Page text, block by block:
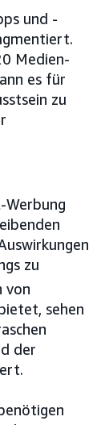
und -
Medien-
es für
zu
Werbung
zu
von
sehen
der